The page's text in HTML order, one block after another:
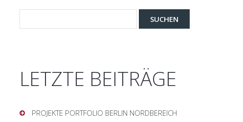
LETZTE BEITRÄGE
PROJEKTE PORTFOLIO BERLIN NORDBEREICH